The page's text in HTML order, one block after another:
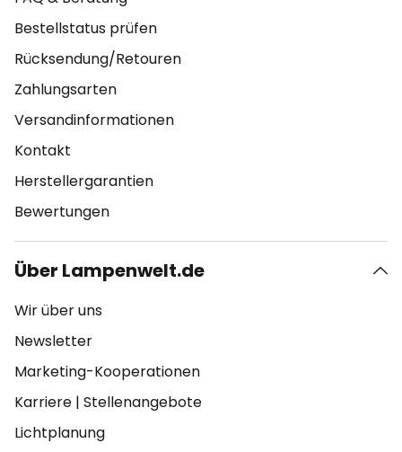
Bestellstatus prüfen
Rücksendung/Retouren
Zahlungsarten
Versandinformationen
Kontakt
Herstellergarantien
Bewertungen
Über Lampenwelt.de
Wir über uns
Newsletter
Marketing-Kooperationen
Karriere | Stellenangebote
Lichtplanung